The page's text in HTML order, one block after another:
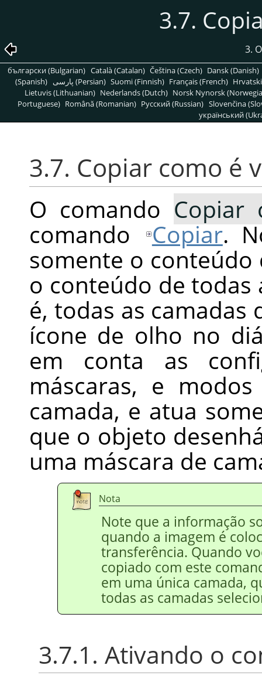
3.7.
3.
български (Bulgarian) Català (Catalan) Čeština (Czech) Dansk (Danish)
(Spanish)
پارسی (Persian) Suomi (Finnish) Français (French)
Lietuvis (Lithuanian) Nederlands (Dutch) Norsk Nynorsk
Portuguese) Română (Romanian) Pусский (Russian) Slovenčina
український
3.7. Copiar como é
O comando Copiar
comando
Copiar.
somente o conteúdo
o conteúdo de todas
é, todas as camadas
ícone de olho no
em conta as
máscaras, e
camada, e atua
que o objeto
uma máscara de
Nota
Note que a informação
quando a imagem é
transferência. Quando
copiado com este
em uma única camada,
todas as camadas
3.7.1. Ativando o